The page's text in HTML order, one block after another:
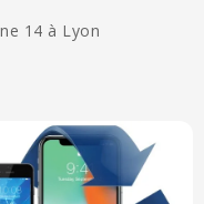
14 à Lyon